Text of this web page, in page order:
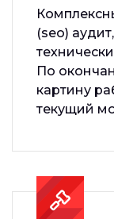
(seo)
По
картину
текущий